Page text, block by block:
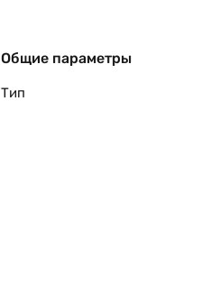
Общие параметры
Тип